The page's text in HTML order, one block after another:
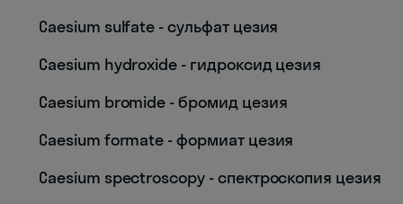
Caesium sulfate - сульфат цезия
Caesium hydroxide - гидроксид цезия
Caesium bromide - бромид цезия
Caesium formate - формиат цезия
Caesium spectroscopy - спектроскопия цезия